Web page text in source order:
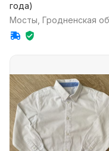
года)
Мосты, Гродненская